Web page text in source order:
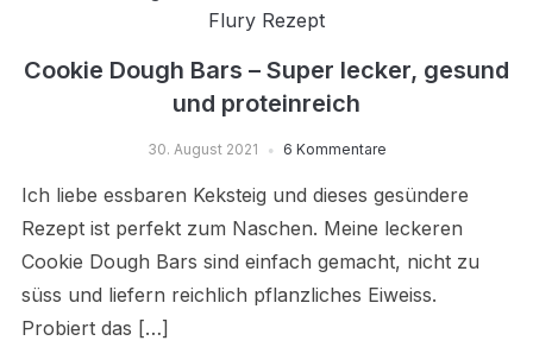
Cookie Dough Bars – Super lecker, gesund
und proteinreich
30. August 2021 6 Kommentare
Ich liebe essbaren Keksteig und dieses gesündere
Rezept ist perfekt zum Naschen. Meine leckeren
Cookie Dough Bars sind einfach gemacht, nicht zu
süss und liefern reichlich pflanzliches Eiweiss.
Probiert das […]